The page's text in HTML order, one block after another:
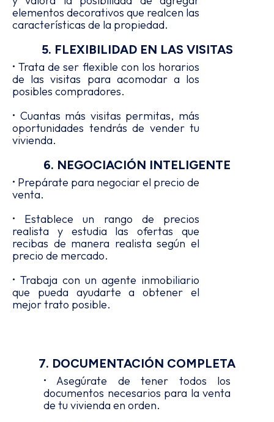
elementos decorativos que realcen las
características de la propiedad.
5. FLEXIBILIDAD EN LAS VISITAS
• Trata de ser flexible con los horarios
de las visitas para acomodar a los
posibles compradores.
• Cuantas más visitas permitas, más
oportunidades tendrás de vender tu
vivienda.
6. NEGOCIACIÓN INTELIGENTE
• Prepárate para negociar el precio de
venta.
• Establece un rango de precios
realista y estudia las ofertas que
recibas de manera realista según el
precio de mercado.
• Trabaja con un agente inmobiliario
que pueda ayudarte a obtener el
mejor trato posible.
7. DOCUMENTACIÓN COMPLETA
• Asegúrate de tener todos los
documentos necesarios para la venta
de tu vivienda en orden.